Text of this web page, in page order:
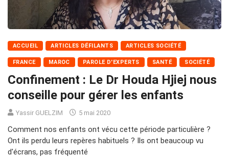
ACCUEIL ARTICLES DÉFILANTS ARTICLES SOCIÉTÉ
FRANCE MAROC PAROLE D'EXPERTS SANTÉ SOCIÉTÉ
Confinement : Le Dr Houda Hjiej nous
conseille pour gérer les enfants
Yassir GUELZIM 5 mai 2020
Comment nos enfants ont vécu cette période particulière ?
Ont ils perdu leurs repères habituels ? Ils ont beaucoup vu
d'écrans, pas fréquenté